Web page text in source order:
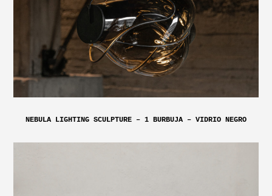
NEBULA LIGHTING SCULPTURE – 1 BURBUJA – VIDRIO NEGRO